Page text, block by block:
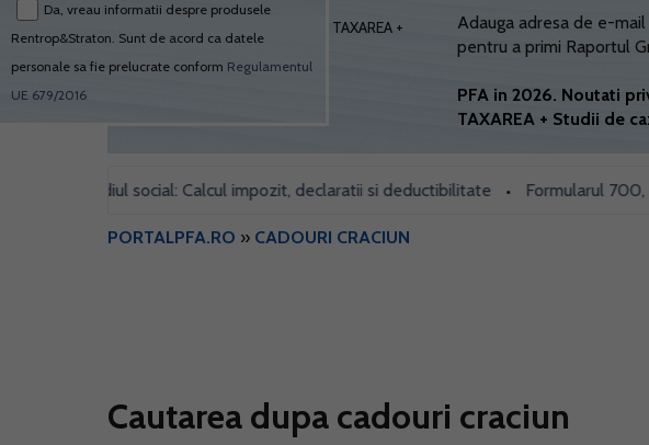
Adauga adresa de e-mail
pentru a primi Raportul
PFA in 2026. Noutati
TAXAREA + Studii de
sediul social: Calcul impozit, declaratii si deductibilitate • Formularul 700,
PORTALPFA.RO » CADOURI CRACIUN
Cautarea dupa cadouri craciun
Da, vreau informatii despre produsele
Rentrop&Straton. Sunt de acord ca datele
personale sa fie prelucrate conform Regulamentul
UE 679/2016